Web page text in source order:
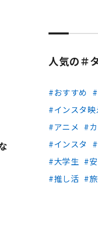
人気の＃
おすすめ
インスタ映
アニメ
インスタ
大学生
推し活